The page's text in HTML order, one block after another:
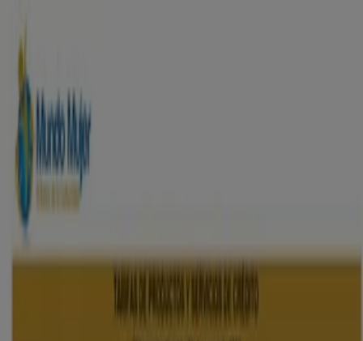
Estás aquí:
Curumaní
DestacadosSupermercados
Zapatos Almacenes
Electrónica
Belleza
CineViajesBancos y Seguros